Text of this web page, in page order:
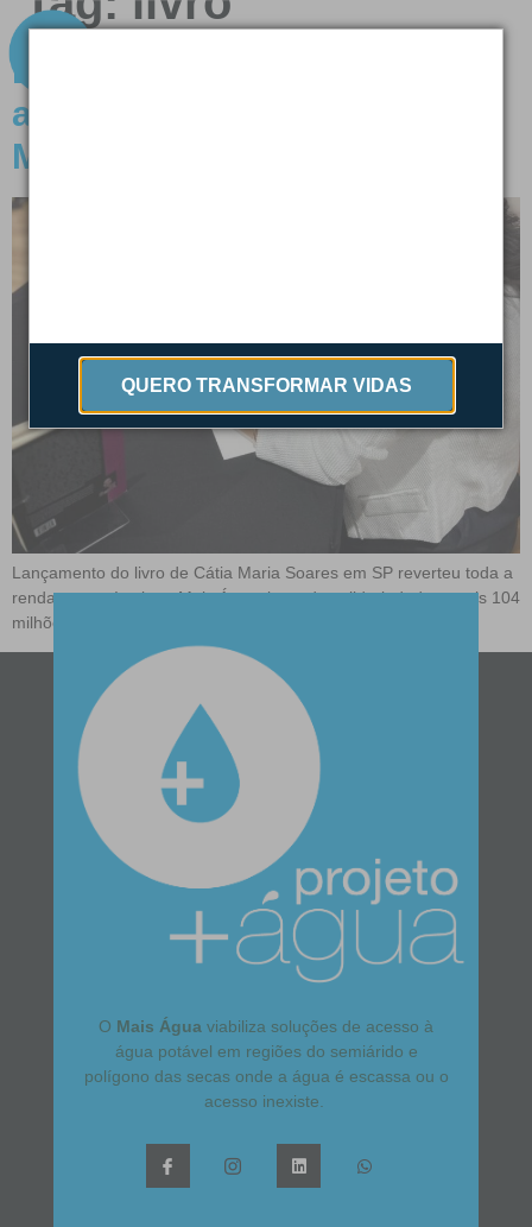
QUERO TRANSFORMAR VIDAS
Lançamento de livro reverte
arrecadação para o Instituto
Mais Água
Lançamento do livro de Cátia Maria Soares em SP reverteu toda a
renda para o Instituto Mais Água, levando solidariedade e mais 104
milhões de litros d’água a milhões de brasileiros.
O Mais Água viabiliza soluções de acesso à
água potável em regiões do semiárido e
polígono das secas onde a água é escassa ou o
acesso inexiste.